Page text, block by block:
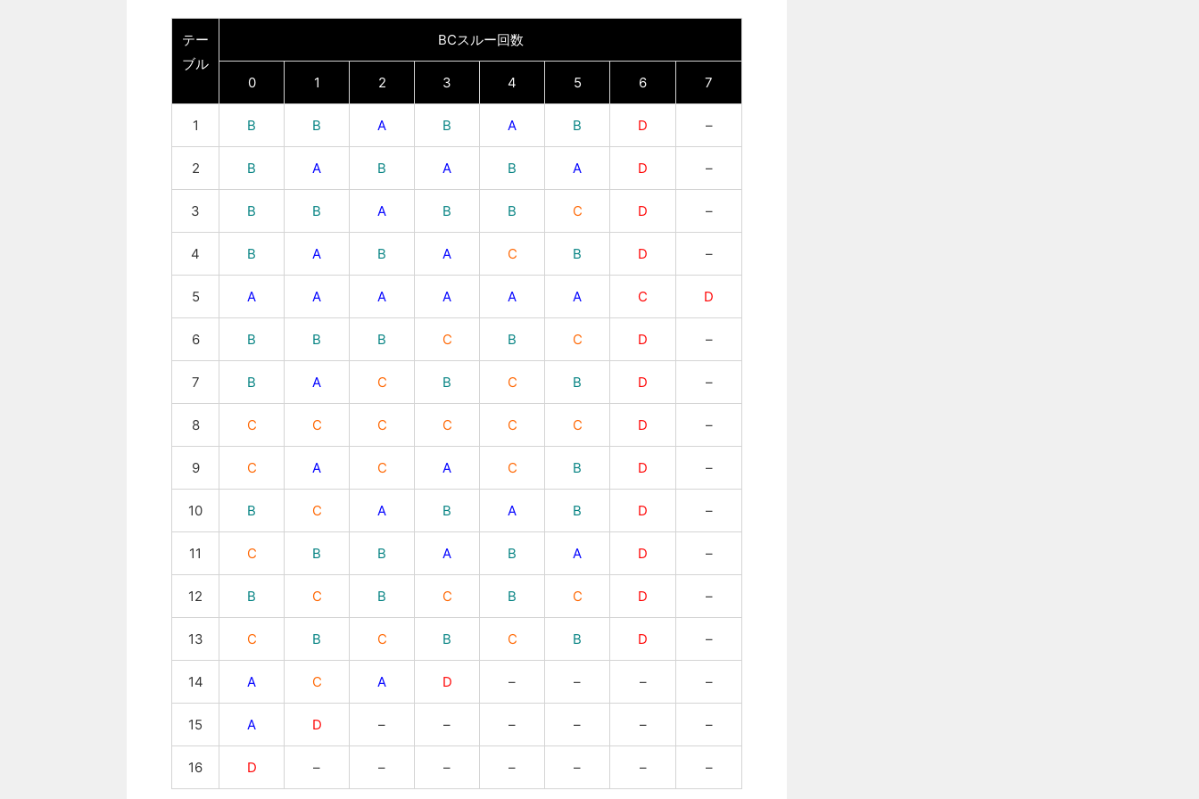
テー
ブル
BCスルー回数
0 1 2 3 4 5 6 7
1 B B A B A B D –
2 B A B A B A D –
3 B B A B B C D –
4 B A B A C B D –
5 A A A A A A C D
6 B B B C B C D –
7 B A C B C B D –
8 C C C C C C D –
9 C A C A C B D –
10 B C A B A B D –
11 C B B A B A D –
12 B C B C B C D –
13 C B C B C B D –
14 A C A D – – – –
15 A D – – – – – –
16 D – – – – – – –